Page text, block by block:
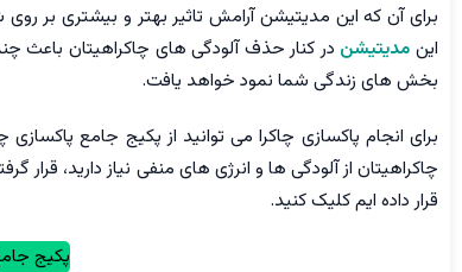
برای آن که این مدیتیشن آرامش تاثیر بهتر و بیشتری بر روی
این مدیتیشن در کنار حذف آلودگی های چاکراهیتان باعث
بخش های زندگی شما نمود خواهد یافت.
برای انجام پاکسازی چاکرا می توانید از پکیج جامع
چاکراهیتان از آلودگی ها و انرژی های منفی نیاز دارید، قرار
قرار داده ایم کلیک کنید.
پکیج